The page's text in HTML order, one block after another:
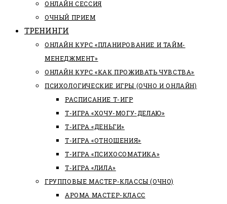
ОНЛАЙН СЕССИЯ
ОЧНЫЙ ПРИЕМ
ТРЕНИНГИ
ОНЛАЙН КУРС «ПЛАНИРОВАНИЕ И ТАЙМ-
МЕНЕДЖМЕНТ»
ОНЛАЙН КУРС «КАК ПРОЖИВАТЬ ЧУВСТВА»
ПСИХОЛОГИЧЕСКИЕ ИГРЫ (ОЧНО И ОНЛАЙН)
РАСПИСАНИЕ Т-ИГР
Т-ИГРА «ХОЧУ-МОГУ-ДЕЛАЮ»
Т-ИГРА «ДЕНЬГИ»
Т-ИГРА «ОТНОШЕНИЯ»
Т-ИГРА «ПСИХОСОМАТИКА»
Т-ИГРА «ЛИЛА»
ГРУППОВЫЕ МАСТЕР-КЛАССЫ (ОЧНО)
АРОМА МАСТЕР-КЛАСС